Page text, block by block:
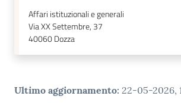
Affari istituzionali e generali
Via XX Settembre, 37
40060Dozza
Ultimo aggiornamento: 22-05-2026,